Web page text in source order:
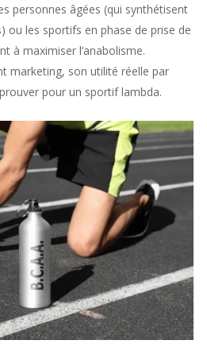
personnes âgées (qui synthétisent
ou les sportifs en phase de prise de
à maximiser l’anabolisme.
marketing, son utilité réelle par
pour un sportif lambda.